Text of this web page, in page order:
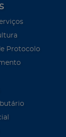
Protocolo